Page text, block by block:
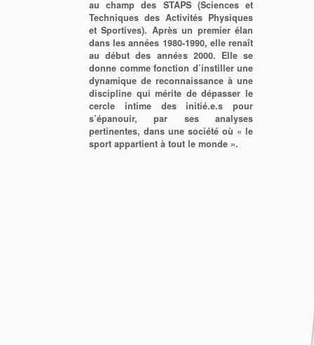
au champ des STAPS (Sciences et
Techniques des Activités Physiques
et Sportives). Après un premier élan
dans les années 1980-1990, elle renaît
au début des années 2000. Elle se
donne comme fonction d’instiller une
dynamique de reconnaissance à une
discipline qui mérite de dépasser le
cercle intime des initié.e.s pour
s’épanouir, par ses analyses
pertinentes, dans une société où « le
sport appartient à tout le monde ».